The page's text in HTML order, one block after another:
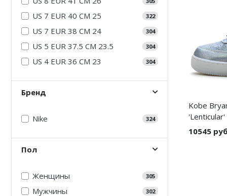
US 7 EUR 40 CM 25 322
US 7 EUR 38 CM 24 304
US 5 EUR 37.5 CM 23.5 304
US 4 EUR 36 CM 23 304
Бренд
Nike 324
Пол
Женщины 305
Мужчины 302
Kobe
'Lenticular'
10545 руб
Air Jordan 5
Air Jordan 6
Air Jordan 7
Air Jordan 11
Air Jordan 12
Air Jordan 13
Air Jordan 15